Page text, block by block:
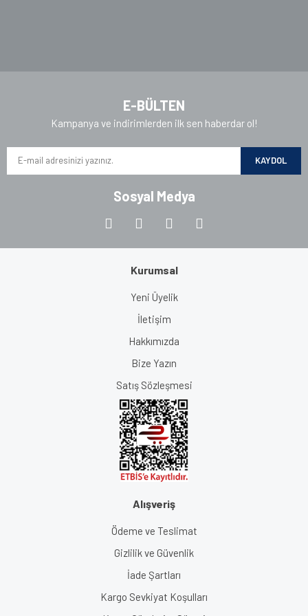
E-BÜLTEN
Kampanya ve indirimlerden ilk sen haberdar ol!
KAYDOL
Sosyal Medya
Kurumsal
Yeni Üyelik
İletişim
Hakkımızda
Bize Yazın
Satış Sözleşmesi
Alışveriş
Ödeme ve Teslimat
Gizlilik ve Güvenlik
İade Şartları
Kargo Sevkiyat Koşulları